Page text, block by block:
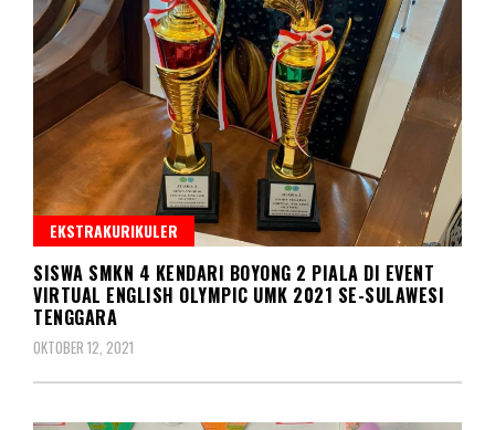
EKSTRAKURIKULER
SISWA SMKN 4 KENDARI BOYONG 2 PIALA DI EVENT
VIRTUAL ENGLISH OLYMPIC UMK 2021 SE-SULAWESI
TENGGARA
OKTOBER 12, 2021